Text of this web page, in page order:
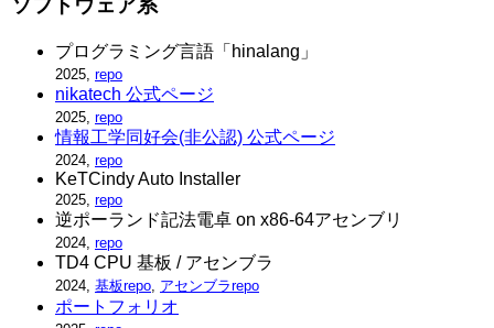
ソフトウェア系
プログラミング言語「hinalang」
2025, repo
nikatech 公式ページ
2025, repo
情報工学同好会(非公認) 公式ページ
2024, repo
KeTCindy Auto Installer
2025, repo
逆ポーランド記法電卓 on x86-64アセンブリ
2024, repo
TD4 CPU 基板 / アセンブラ
2024, 基板repo アセンブラrepo
ポートフォリオ